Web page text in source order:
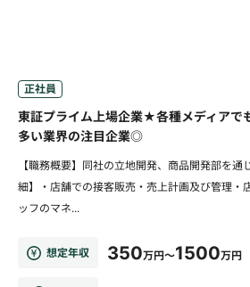
正社員
東証プライム上場企業★各種メディアで
多い業界の注目企業◎
【職務概要】同社の立地開発、商品開発部を
細】・店舗での接客販売・売上計画及び管理・
ッフのマネ...
想定年収 350万円～1500万円